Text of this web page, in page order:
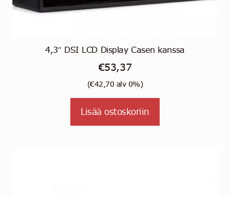
4,3″ DSI LCD Display Casen kanssa
€53,37
(€42,70 alv 0%)
Lisää ostoskoriin